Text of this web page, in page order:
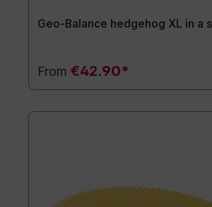
Geo-Balance hedgehog XL in a
From €42.90*